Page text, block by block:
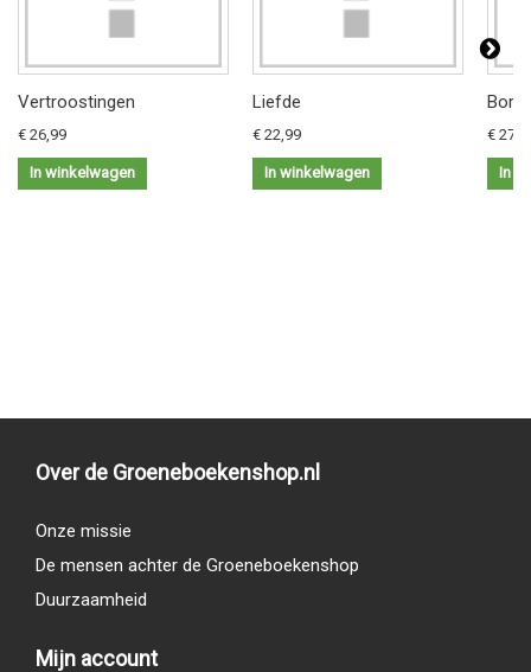
Vertroostingen
€ 26,99
In winkelwagen
Liefde
€ 22,99
In winkelwagen
€
In
Over de Groeneboekenshop.nl
Onze missie
De mensen achter de Groeneboekenshop
Duurzaamheid
Mijn account